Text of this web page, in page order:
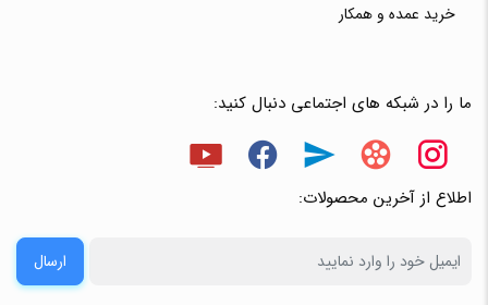
خرید عمده و همکار
ما را در شبکه های اجتماعی دنبال کنید:
اطلاع از آخرین محصولات:
ارسال